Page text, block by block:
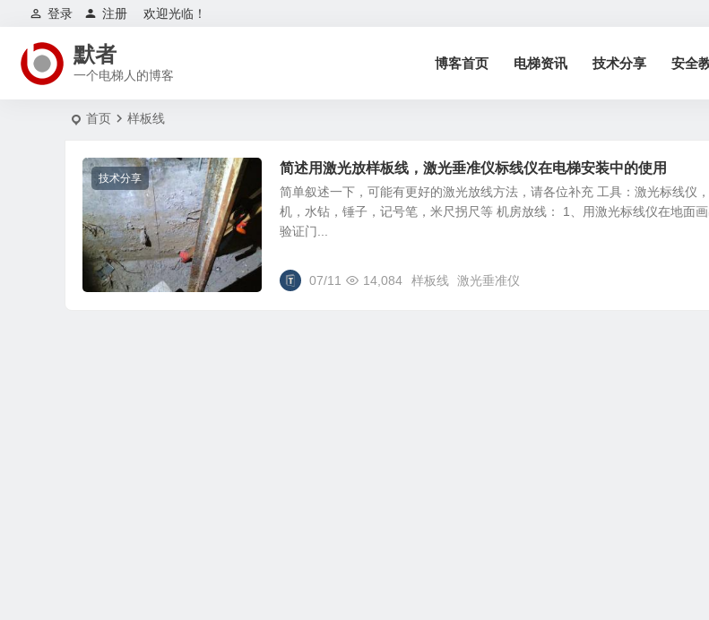
欢迎光临！
登录 注册
默者
一个电梯人的博客
博客首页 电梯资讯 技术分享 安全
首页 样板线
技术分享
简述用激光放样板线，激光垂准仪标线仪在电梯安装中的使用
简单叙述一下，可能有更好的激光放线方法，请各位补充 工具：激光标线仪
机，水钻，锤子，记号笔，米尺拐尺等 机房放线： 1、用激光标线仪在地面
验证门...
07/11 14,084 样板线 激光垂准仪